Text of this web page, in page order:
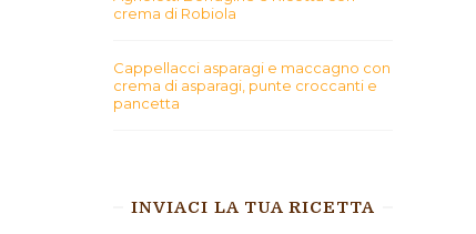
crema di Robiola
Cappellacci asparagi e maccagno con
crema di asparagi, punte croccanti e
pancetta
INVIACI LA TUA RICETTA